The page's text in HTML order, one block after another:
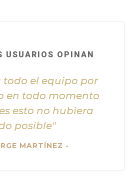
USUARIOS OPINAN
todo el equipo por
en todo momento
esto no hubiera
posible"
MARTÍNEZ -